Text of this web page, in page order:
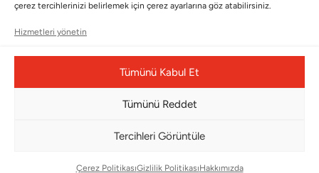
çerez tercihlerinizi belirlemek için çerez ayarlarına göz atabilirsiniz.
Hizmetleri yönetin
Tümünü Kabul Et
Tümünü Reddet
Tercihleri Görüntüle
Çerez PolitikasıGizlilik PolitikasıHakkımızda
BMS DESIGN CENTER